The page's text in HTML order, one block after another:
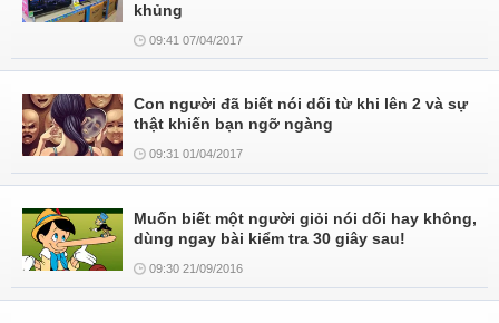
khủng
09:41 07/04/2017
Con người đã biết nói dối từ khi lên 2 và sự
thật khiến bạn ngỡ ngàng
09:31 01/04/2017
Muốn biết một người giỏi nói dối hay không,
dùng ngay bài kiểm tra 30 giây sau!
09:30 21/09/2016